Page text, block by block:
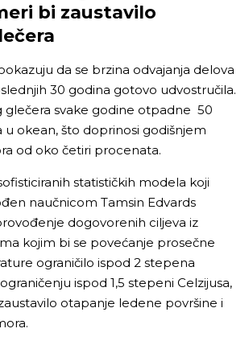
bi zaustavilo
da se brzina odvajanja delova
30 godina gotovo udvostručila.
glečera svake godine otpadne 50
u okean, što doprinosi godišnjem
od oko četiri procenata.
statističkih modela koji
naučnicom Tamsin Edvards
dogovorenih ciljeva iz
kojim bi se povećanje prosečne
ograničilo ispod 2 stepena
ispod 1,5 stepeni Celzijusa,
otapanje ledene površine i